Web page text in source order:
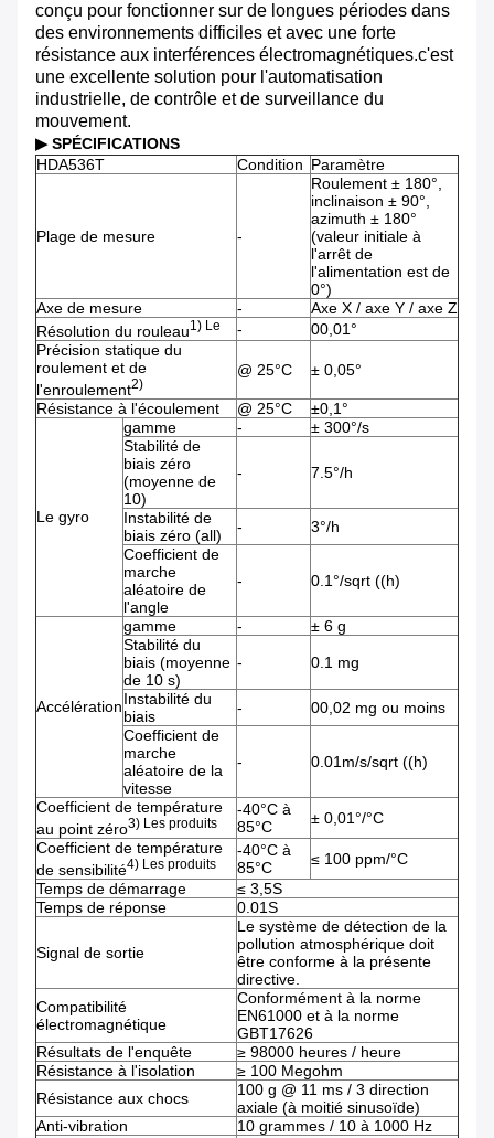
conçu pour fonctionner sur de longues périodes dans
des environnements difficiles et avec une forte
résistance aux interférences électromagnétiques.c'est
une excellente solution pour l'automatisation
industrielle, de contrôle et de surveillance du
mouvement.
▶ SPÉCIFICATIONS
HDA536T
Condition Paramètre
Plage de mesure -
Roulement ± 180°,
inclinaison ± 90°,
azimuth ± 180°
(valeur initiale à
l'arrêt de
l'alimentation est de
0°)
Axe de mesure
-
Axe X / axe Y / axe Z
Résolution du rouleau1) Le -
00,01°
Précision statique du
roulement et de
l'enroulement2)
@ 25°C ± 0,05°
Résistance à l'écoulement @ 25°C ±0,1°
Le gyro
gamme -
± 300°/s
Stabilité de
biais zéro
(moyenne de
10)
- 7.5°/h
Instabilité de
biais zéro (all)
-
3°/h
Coefficient de
marche
aléatoire de
l'angle
- 0.1°/sqrt ((h)
Accélération
gamme -
± 6 g
Stabilité du
biais (moyenne
de 10 s)
- 0.1 mg
Instabilité du
biais
-
00,02 mg ou moins
Coefficient de
marche
aléatoire de la
vitesse
- 0.01m/s/sqrt ((h)
Coefficient de température
au point zéro3) Les produits
-40°C à
85°C
± 0,01°/°C
Coefficient de température
de sensibilité4) Les produits
-40°C à
85°C
≤ 100 ppm/°C
Temps de démarrage
≤ 3,5S
Temps de réponse
0.01S
Signal de sortie
Le système de détection de la
pollution atmosphérique doit
être conforme à la présente
directive.
Compatibilité
électromagnétique
Conformément à la norme
EN61000 et à la norme
GBT17626
Résultats de l'enquête
≥ 98000 heures / heure
Résistance à l'isolation
≥ 100 Megohm
Résistance aux chocs
100 g @ 11 ms / 3 direction
axiale (à moitié sinusoïde)
Anti-vibration
10 grammes / 10 à 1000 Hz